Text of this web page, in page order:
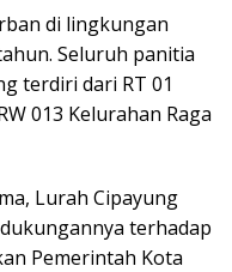
di lingkungan
Seluruh panitia
terdiri dari RT 01
013 Kelurahan Raga
Lurah Cipayung
terhadap
Pemerintah Kota